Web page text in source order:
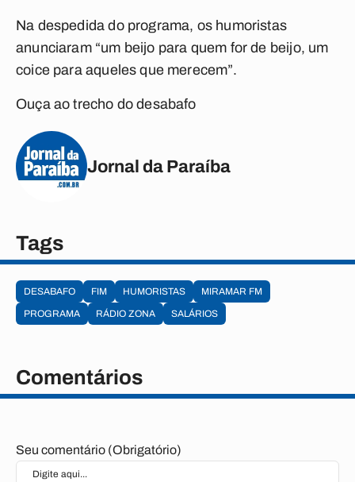
Na despedida do programa, os humoristas
anunciaram “um beijo para quem for de beijo, um
coice para aqueles que merecem”.
Ouça ao trecho do desabafo
Jornal da Paraíba
Tags
DESABAFO FIM HUMORISTAS
MIRAMAR FM
PROGRAMA
RÁDIO ZONA SALÁRIOS
Comentários
Seu comentário (Obrigatório)